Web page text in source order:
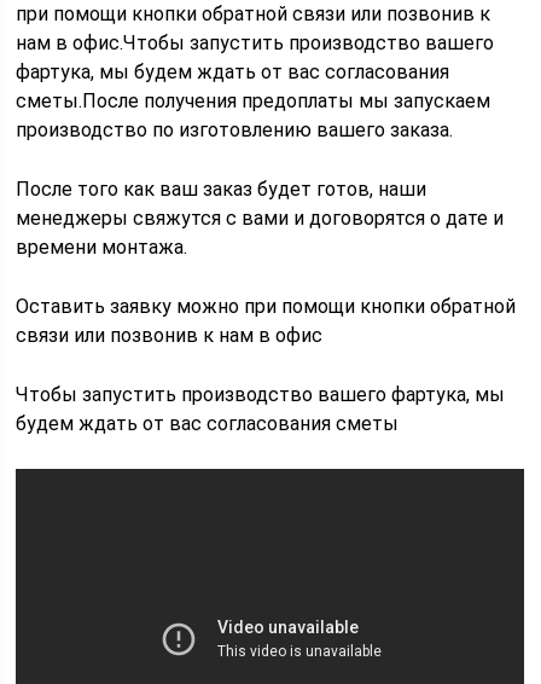
при помощи кнопки обратной связи или позвонив к
нам в офис.Чтобы запустить производство вашего
фартука, мы будем ждать от вас согласования
сметы.После получения предоплаты мы запускаем
производство по изготовлению вашего заказа.
После того как ваш заказ будет готов, наши
менеджеры свяжутся с вами и договорятся о дате и
времени монтажа.
Оставить заявку можно при помощи кнопки обратной
связи или позвонив к нам в офис
Чтобы запустить производство вашего фартука, мы
будем ждать от вас согласования сметы